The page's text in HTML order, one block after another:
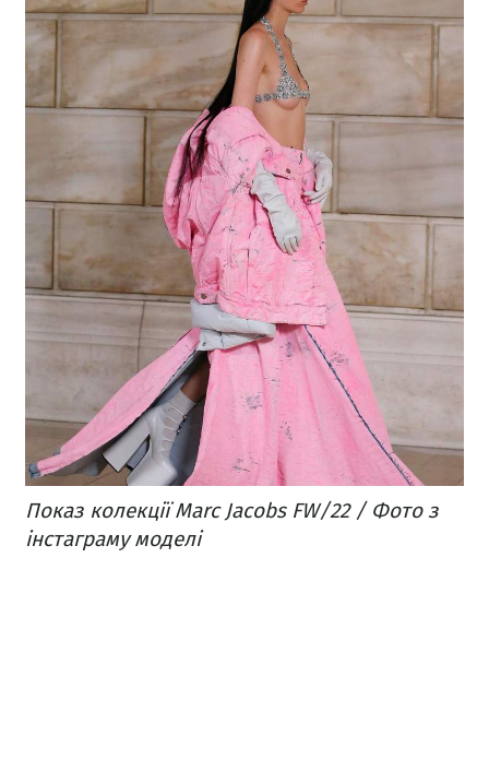
Показ колекції Marc Jacobs FW/22 / Фото з
інстаграму моделі